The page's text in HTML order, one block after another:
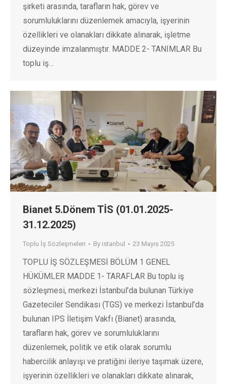
şirketi arasında, tarafların hak, görev ve
sorumluluklarını düzenlemek amacıyla, işyerinin
özellikleri ve olanakları dikkate alınarak, işletme
düzeyinde imzalanmıştır. MADDE 2- TANIMLAR Bu
toplu iş…
Bianet 5.Dönem TİS (01.01.2025-
31.12.2025)
Toplu İş Sözleşmeleri By istanbul 23 Mayıs 2025
TOPLU İŞ SÖZLEŞMESİ BÖLÜM 1 GENEL
HÜKÜMLER MADDE 1- TARAFLAR Bu toplu iş
sözleşmesi, merkezi İstanbul’da bulunan Türkiye
Gazeteciler Sendikası (TGS) ve merkezi İstanbul’da
bulunan IPS İletişim Vakfı (Bianet) arasında,
tarafların hak, görev ve sorumluluklarını
düzenlemek, politik ve etik olarak sorumlu
habercilik anlayışı ve pratiğini ileriye taşımak üzere,
işyerinin özellikleri ve olanakları dikkate alınarak,